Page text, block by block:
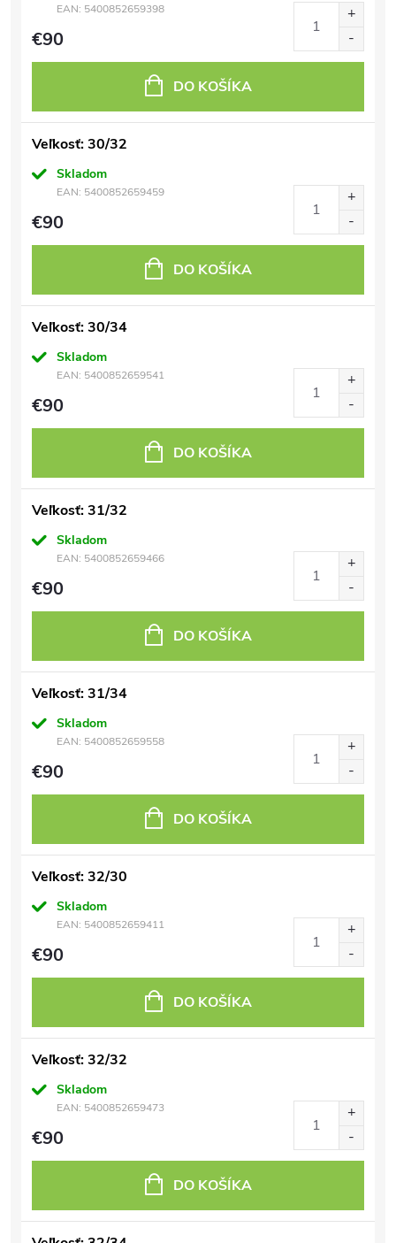
EAN: 5400852659398
€90
DO KOŠÍKA
Veľkosť: 30/32
Skladom
EAN: 5400852659459
€90
DO KOŠÍKA
Veľkosť: 30/34
Skladom
EAN: 5400852659541
€90
DO KOŠÍKA
Veľkosť: 31/32
Skladom
EAN: 5400852659466
€90
DO KOŠÍKA
Veľkosť: 31/34
Skladom
EAN: 5400852659558
€90
DO KOŠÍKA
Veľkosť: 32/30
Skladom
EAN: 5400852659411
€90
DO KOŠÍKA
Veľkosť: 32/32
Skladom
EAN: 5400852659473
€90
DO KOŠÍKA